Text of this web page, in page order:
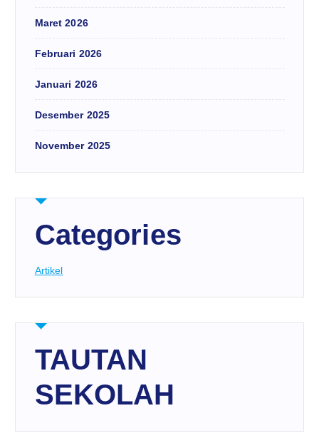
Maret 2026
Februari 2026
Januari 2026
Desember 2025
November 2025
Categories
Artikel
TAUTAN
SEKOLAH